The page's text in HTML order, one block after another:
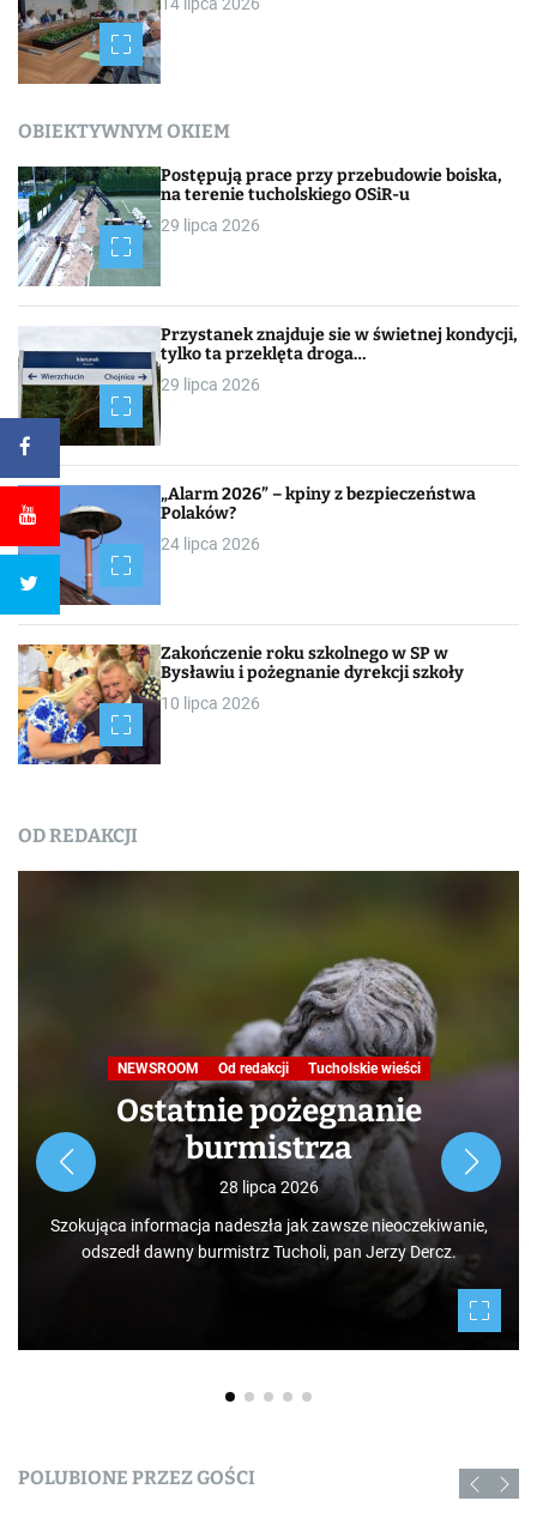
OBIEKTYWNYM OKIEM
Postępują prace przy przebudowie boiska,
na terenie tucholskiego OSiR-u
29 lipca 2026
Przystanek znajduje sie w świetnej kondycji,
tylko ta przeklęta droga…
29 lipca 2026
„Alarm 2026” – kpiny z bezpieczeństwa
Polaków?
24 lipca 2026
Zakończenie roku szkolnego w SP w
Bysławiu i pożegnanie dyrekcji szkoły
10 lipca 2026
OD REDAKCJI
NEWSROOM Od redakcji Tucholskie wieści
Ostatnie pożegnanie
burmistrza
28 lipca 2026
Szokująca informacja nadeszła jak zawsze nieoczekiwanie,
odszedł dawny burmistrz Tucholi, pan Jerzy Dercz.
POLUBIONE PRZEZ GOŚCI